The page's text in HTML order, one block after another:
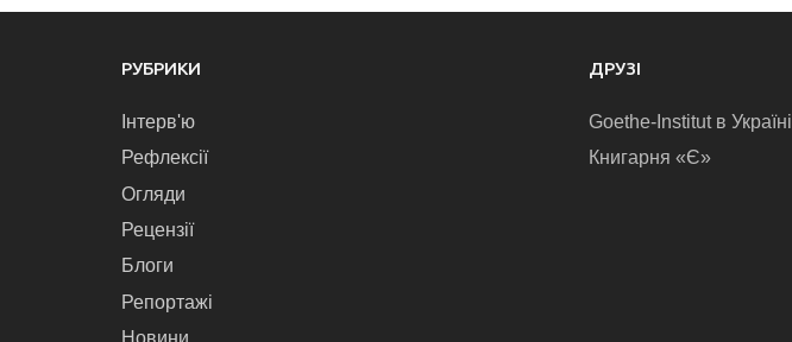
РУБРИКИ
Інтерв'ю
Рефлексії
Огляди
Рецензії
Блоги
Репортажі
Новини
ДРУЗІ
Goethe-Institut в Україні
Книгарня «Є»